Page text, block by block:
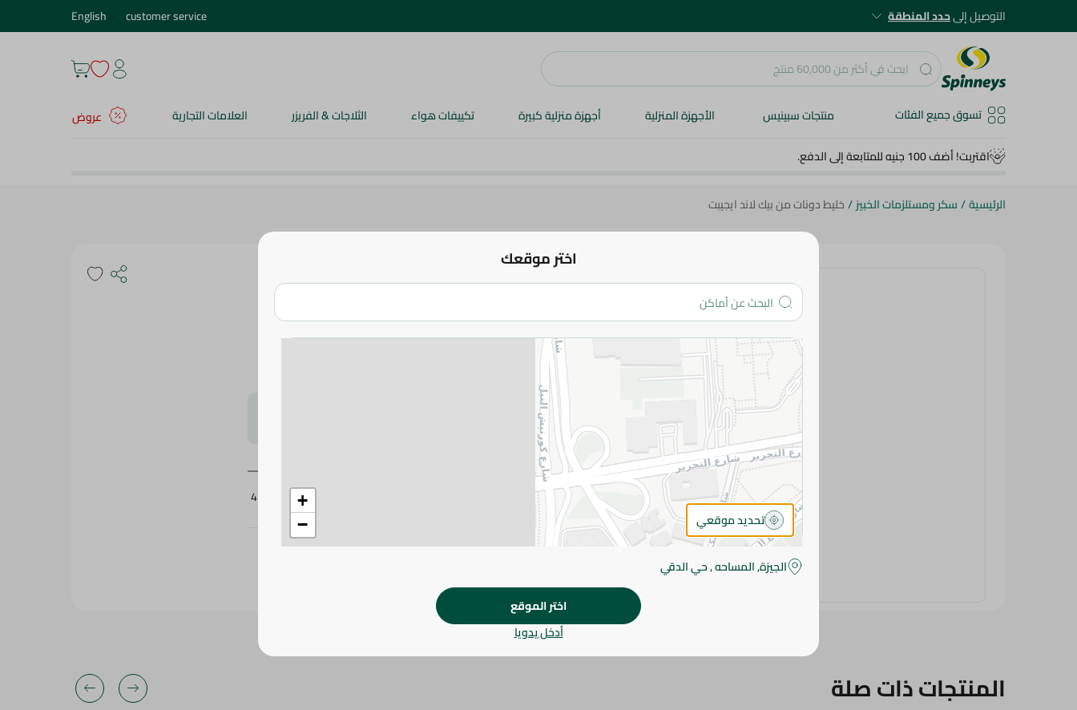
التوصيل إلىحدد المنطقة customer service
English
تسوق جميع الفئات منتجات سبينيس الأجهزة المنزلية أجهزة منزلية كبيرة تكييفات هواء الثلاجات & الفريزر العلامات التجارية
عروض
اقتربت! أضف 100 جنيه للمتابعة إلى الدفع.
الرئيسية/سكر ومستلزمات الخبيز/خليط دونات من بيك لاند ايجيبت
خليط دونات من بيك لاند ايجيبت
يرجى الملاحظة:
طفيف. قد يتغير التعبئة بناءً على التوفر.
المواصفات
SKU
422362
المنتجات ذات صلة
اختر موقعك
+
−
تحديد موقعي
الجيزة, المساحه , حي الدقي
اختر الموقع
أدخل يدويا